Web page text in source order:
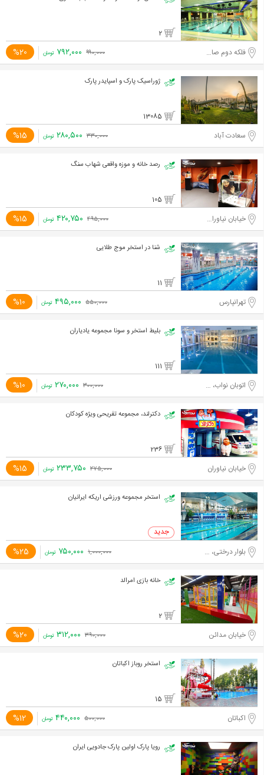
2
فلکه دوم صادقیه %20 ۹۹۰,۰۰۰ ۷۹۲,۰۰۰ تومان
ژوراسیک پارک و اسپایدر پارک
13085
سعادت آباد %15 ۳۳۰,۰۰۰ ۲۸۰,۵۰۰ تومان
رصد خانه و موزه واقعی شهاب سنگ
105
خیابان نیاوران، ابتدای خیابان دارآباد %15 ۴۹۵,۰۰۰ ۴۲۰,۷۵۰ تومان
شنا در استخر موج طلایی
11
تهرانپارس %10 ۵۵۰,۰۰۰ ۴۹۵,۰۰۰ تومان
بلیط استخر و سونا مجموعه یادیاران
111
اتوبان نواب، محبوب مجاز شرقی %10 ۳۰۰,۰۰۰ ۲۷۰,۰۰۰ تومان
دکترلند، مجموعه تفریحی ویژه کودکان
236
خیابان نیاوران %15 ۲۷۵,۰۰۰ ۲۳۳,۷۵۰ تومان
استخر مجموعه ورزشی اریکه ایرانیان
بلوار درختی، خیابان فرحزادی %25 ۱,۰۰۰,۰۰۰ ۷۵۰,۰۰۰ تومان
خانه بازی امرالد
2
خیابان مدائن %20 ۳۹۰,۰۰۰ ۳۱۲,۰۰۰ تومان
استخر روباز اکباتان
15
اکباتان %12 ۵۰۰,۰۰۰ ۴۴۰,۰۰۰ تومان
رویا پارک اولین پارک جادویی ایران